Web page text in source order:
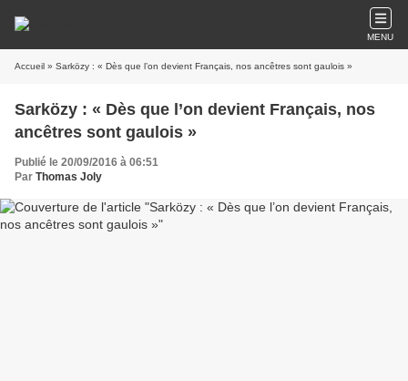
MENU
Accueil » Sarközy : « Dès que l’on devient Français, nos ancêtres sont gaulois »
Sarközy : « Dès que l’on devient Français, nos
ancêtres sont gaulois »
Publié le 20/09/2016 à 06:51
Par Thomas Joly